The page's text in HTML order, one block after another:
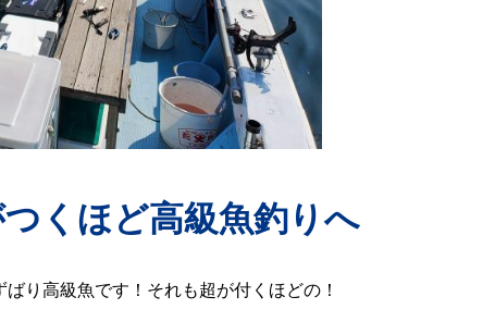
くほど高級魚釣りへ
り高級魚です！それも超が付くほどの！